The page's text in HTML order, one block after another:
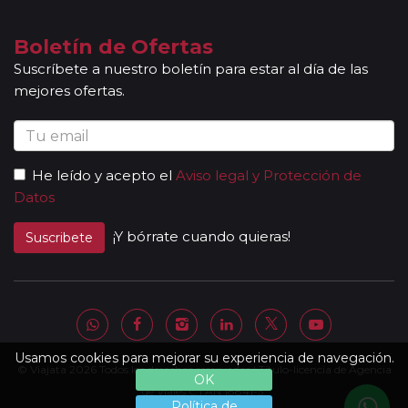
Usamos cookies para mejorar su experiencia de navegación.
OK
cultura de los lugares visitados. En ocasiones, los
grupos son bilingües (normalmente español y
portugués), en estos casos nuestros guías
acompañantes podrán dar las explicaciones en dos
idiomas diferentes. Según circuito, le atenderá en su
viaje un único guía-acompañante o bien cambiará de
acompañantes siempre estarán presentes en los
paseos incluidos, pero poseen múltiples funciones y
deben dedicación a la totalidad del grupo y no a una
persona en particular. En los momentos en que no
de coordinación, bien para otros grupos diferentes y
por tanto no estar disponibles en un momento
determinado.
Al completar el pago de su viaje y una vez le
enviemos la documentación, se le facilitará una
Boletín de Ofertas
Suscríbete a nuestro boletín para estar al día de las
mejores ofertas.
He leído y acepto el Aviso legal y Protección de
Datos
Suscribete ¡Y bórrate cuando quieras!
© Viajata 2026 Todos los derechos reservados | Título-licencia de Agencia
de Viajes C.I.AN 18841-3.